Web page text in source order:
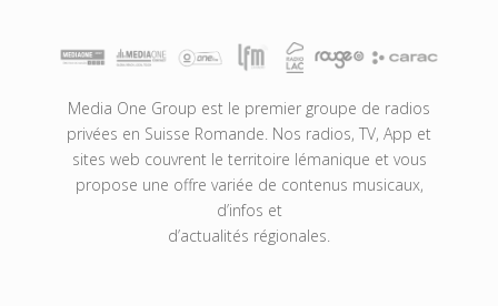
Media One Group est le premier groupe de radios
privées en Suisse Romande. Nos radios, TV, App et
sites web couvrent le territoire lémanique et vous
propose une offre variée de contenus musicaux,
d’infos et
d’actualités régionales.